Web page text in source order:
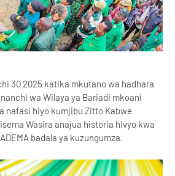
30 2025 katika mkutano wa hadhara
wa Wilaya ya Bariadi mkoani
nafasi hiyo kumjibu Zitto Kabwe
Wasira anajua historia hivyo kwa
badala ya kuzungumza.